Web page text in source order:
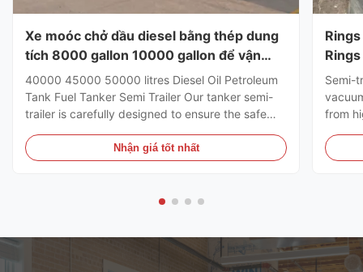
Xe moóc chở dầu diesel bằng thép dung
tích 8000 gallon 10000 gallon để vận
chuyển dầu
40000 45000 50000 litres Diesel Oil Petroleum
Tank Fuel Tanker Semi Trailer Our tanker semi-
trailer is carefully designed to ensure the safe
liquid products, including petroleum, fuels,
chemicals and more. It boasts a sturdy
Nhận giá tốt nhất
Semi-
from